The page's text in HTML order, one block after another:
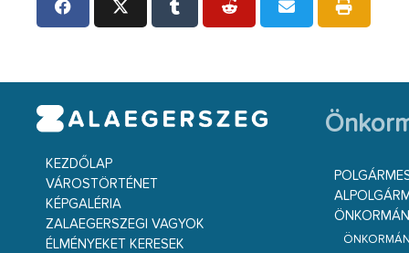
KEZDŐLAP
VÁROSTÖRTÉNET
KÉPGALÉRIA
ZALAEGERSZEGI VAGYOK
ÉLMÉNYEKET KERESEK